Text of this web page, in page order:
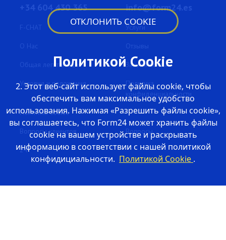
+34 604 430 365 info@form24.es
F-CHAT Услуги
O Нас Отзывы
Общая легитимация Защита почты
Условия и положения
Политика
конфиденциальности
Политика cookie
Вопросы клиентов Вопросы
24
Политикой Cookie
2. Этот веб-сайт использует файлы cookie, чтобы
обеспечить вам максимальное удобство
использования. Нажимая «Разрешить файлы cookie»,
вы соглашаетесь, что Form24 может хранить файлы
cookie на вашем устройстве и раскрывать
информацию в соответствии с нашей политикой
конфидициальности. Политикой Cookie .
ОТКЛОНИТЬ COOKIE